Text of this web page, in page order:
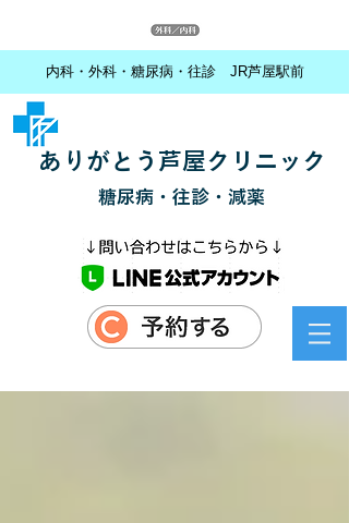
内科・外科・糖尿病・往診 JR芦屋駅前
ありがとう芦屋クリニック
糖尿病・往診・減薬